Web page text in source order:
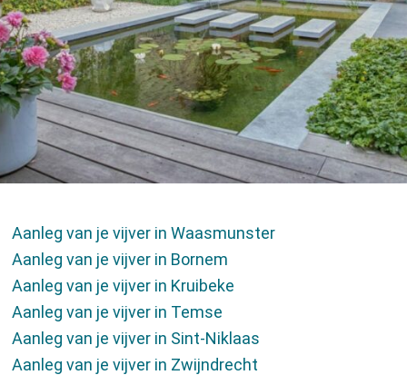
Aanleg van je vijver in Waasmunster
Aanleg van je vijver in Bornem
Aanleg van je vijver in Kruibeke
Aanleg van je vijver in Temse
Aanleg van je vijver in Sint-Niklaas
Aanleg van je vijver in Zwijndrecht
Vijver
Vijverontwerp
Vijveraanleg
Vijver­onderhoud
Realisaties
Winkel vijverweelde
Producten